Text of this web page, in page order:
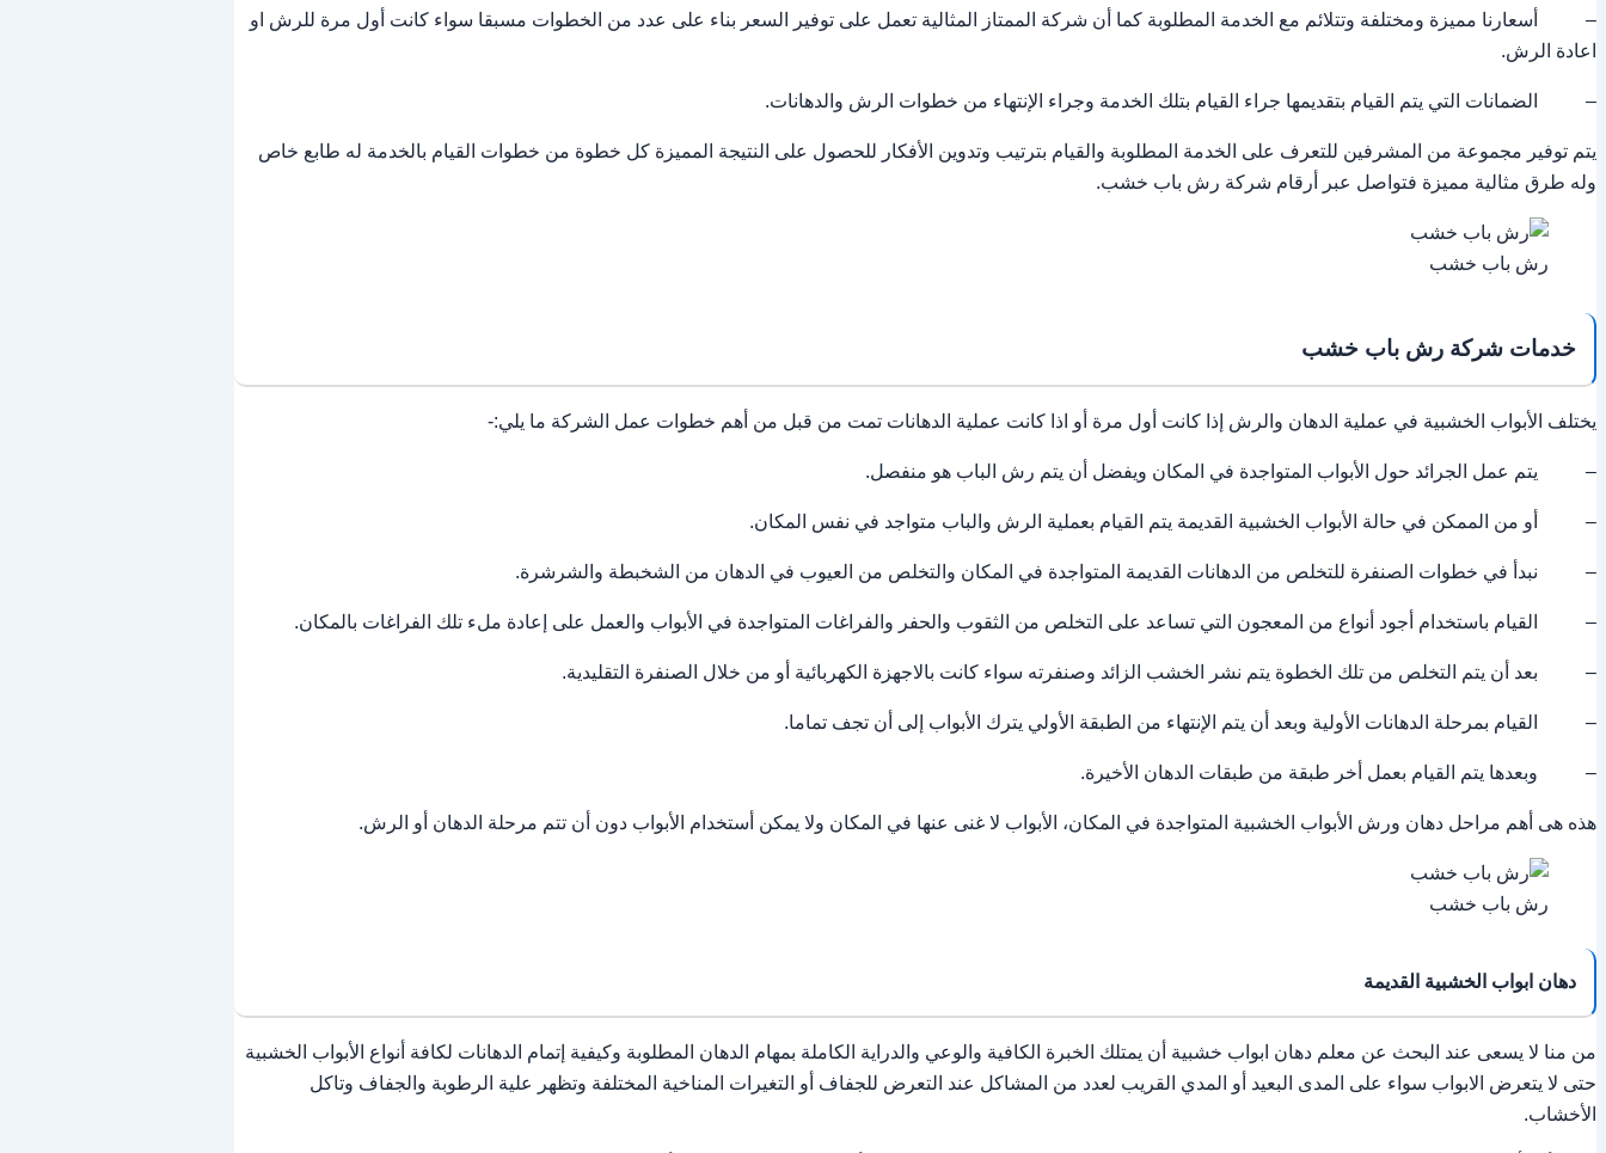
– أسعارنا مميزة ومختلفة وتتلائم مع الخدمة المطلوبة كما أن شركة الممتاز المثالية تعمل على توفير السعر بناء على عدد من الخطوات مسبقا سواء كانت أول مرة للرش او
اعادة الرش.
– الضمانات التي يتم القيام بتقديمها جراء القيام بتلك الخدمة وجراء الإنتهاء من خطوات الرش والدهانات.
يتم توفير مجموعة من المشرفين للتعرف على الخدمة المطلوبة والقيام بترتيب وتدوين الأفكار للحصول على النتيجة المميزة كل خطوة من خطوات القيام بالخدمة له طابع خاص
وله طرق مثالية مميزة فتواصل عبر أرقام شركة رش باب خشب.
رش باب خشب
خدمات شركة رش باب خشب
يختلف الأبواب الخشبية في عملية الدهان والرش إذا كانت أول مرة أو اذا كانت عملية الدهانات تمت من قبل من أهم خطوات عمل الشركة ما يلي:-
– يتم عمل الجرائد حول الأبواب المتواجدة في المكان ويفضل أن يتم رش الباب هو منفصل.
– أو من الممكن في حالة الأبواب الخشبية القديمة يتم القيام بعملية الرش والباب متواجد في نفس المكان.
– نبدأ في خطوات الصنفرة للتخلص من الدهانات القديمة المتواجدة في المكان والتخلص من العيوب في الدهان من الشخبطة والشرشرة.
– القيام باستخدام أجود أنواع من المعجون التي تساعد على التخلص من الثقوب والحفر والفراغات المتواجدة في الأبواب والعمل على إعادة ملء تلك الفراغات بالمكان.
– بعد أن يتم التخلص من تلك الخطوة يتم نشر الخشب الزائد وصنفرته سواء كانت بالاجهزة الكهربائية أو من خلال الصنفرة التقليدية.
– القيام بمرحلة الدهانات الأولية وبعد أن يتم الإنتهاء من الطبقة الأولي يترك الأبواب إلى أن تجف تماما.
– وبعدها يتم القيام بعمل أخر طبقة من طبقات الدهان الأخيرة.
هذه هى أهم مراحل دهان ورش الأبواب الخشبية المتواجدة في المكان، الأبواب لا غنى عنها في المكان ولا يمكن أستخدام الأبواب دون أن تتم مرحلة الدهان أو الرش.
رش باب خشب
دهان ابواب الخشبية القديمة
من منا لا يسعى عند البحث عن معلم دهان ابواب خشبية أن يمتلك الخبرة الكافية والوعي والدراية الكاملة بمهام الدهان المطلوبة وكيفية إتمام الدهانات لكافة أنواع الأبواب الخشبية
حتى لا يتعرض الابواب سواء على المدى البعيد أو المدي القريب لعدد من المشاكل عند التعرض للجفاف أو التغيرات المناخية المختلفة وتظهر علية الرطوبة والجفاف وتاكل
الأخشاب.